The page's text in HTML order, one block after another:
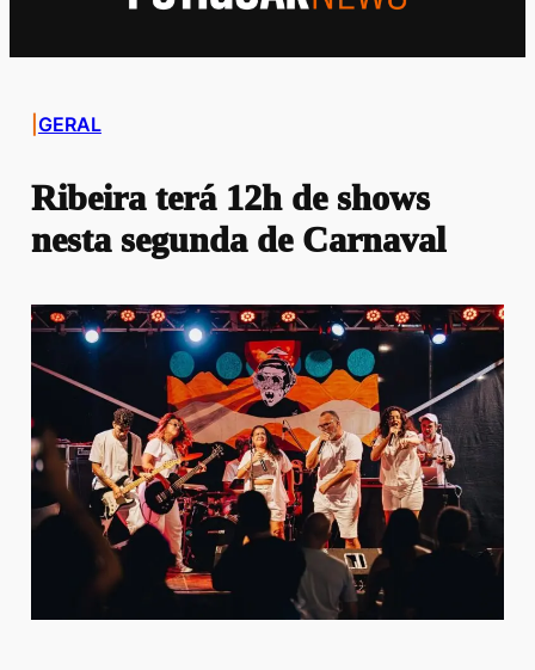
GERAL
Ribeira terá 12h de shows
nesta segunda de Carnaval